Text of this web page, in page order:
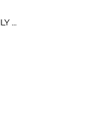
MAGIC STUDIO HEAVENLY 12 EYESH PALETTE